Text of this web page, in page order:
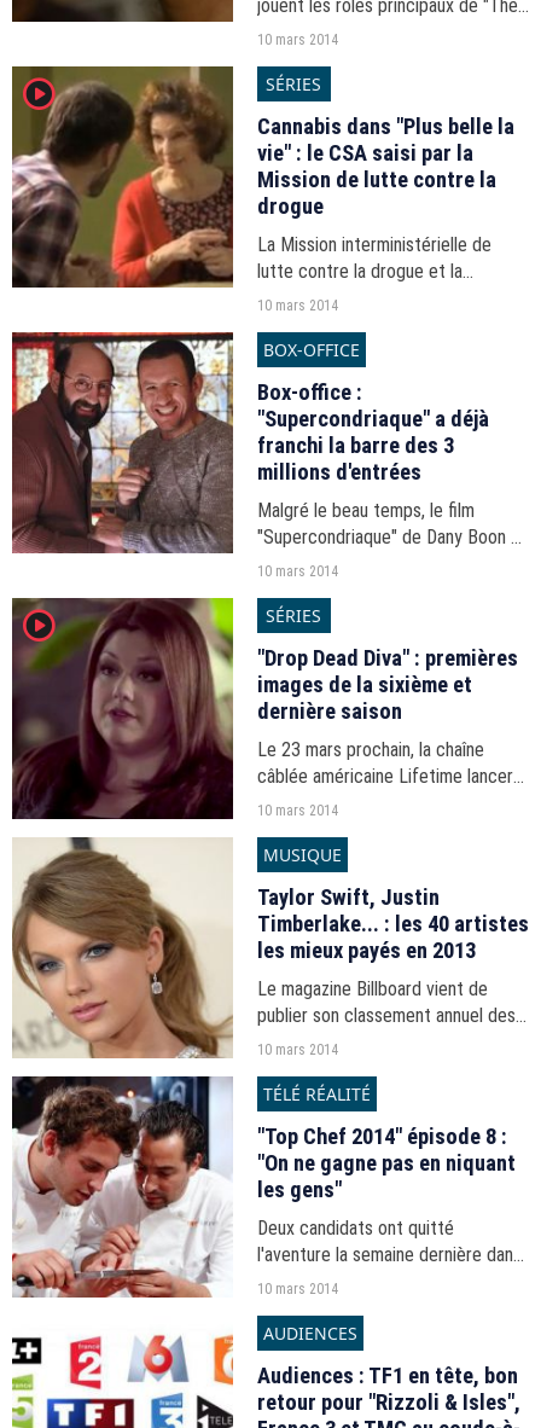
jouent les rôles principaux de "The
Normal Heart", un téléfilm inédit
10 mars 2014
player2 SÉRIES
Cannabis dans "Plus belle la
vie" : le CSA saisi par la
Mission de lutte contre la
drogue
La Mission interministérielle de
lutte contre la drogue et la
toxicomanie a décidé de saisir le
Belle la vie" dans laquelle un
personnage apprenait...
10 mars 2014
BOX-OFFICE
Box-office :
"Supercondriaque" a déjà
franchi la barre des 3
millions d'entrées
Malgré le beau temps, le film
"Supercondriaque" de Dany Boon a
dépassé, dimanche, la barre des 3
10 mars 2014
player2 SÉRIES
"Drop Dead Diva" : premières
images de la sixième et
dernière saison
Le 23 mars prochain, la chaîne
câblée américaine Lifetime lancera
la sixième et dernière saison de
bande-annonce vient d'en être
dévoilée.
10 mars 2014
MUSIQUE
Taylor Swift, Justin
Timberlake... : les 40 artistes
les mieux payés en 2013
Le magazine Billboard vient de
publier son classement annuel des
"Money-makers", les 40 artistes qui
Etats-Unis l'an dernier.
10 mars 2014
TÉLÉ RÉALITÉ
"Top Chef 2014" épisode 8 :
"On ne gagne pas en niquant
les gens"
Deux candidats ont quitté
l'aventure la semaine dernière dans
"Top Chef 2014". Ce soir, à l'issue
choix douteux, un ancien est
revenu, et un candidat...
10 mars 2014
AUDIENCES
Audiences : TF1 en tête, bon
retour pour "Rizzoli & Isles",